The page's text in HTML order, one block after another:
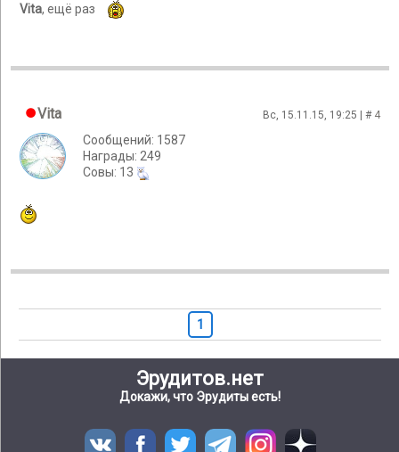
Vita, ещё раз
Vita Вс, 15.11.15, 19:25 | # 4
Сообщений: 1587
Награды: 249
Cовы: 13
1
Эрудитов.нет
Докажи, что Эрудиты есть!